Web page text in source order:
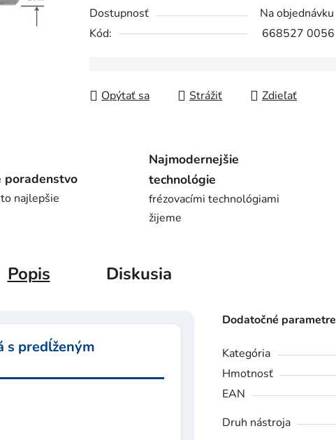
5
hviezdičiek.
Dostupnosť
Na objednávku
Kód:
668527 0056
Opýtať sa Strážiť Zdieľať
poradenstvo
najlepšie
Najmodernejšie
technológie
frézovacími technológiami
žijeme
Popis Diskusia
s predĺženým
Dodatočné parametre
Kategória
Hmotnosť
EAN
Druh nástroja